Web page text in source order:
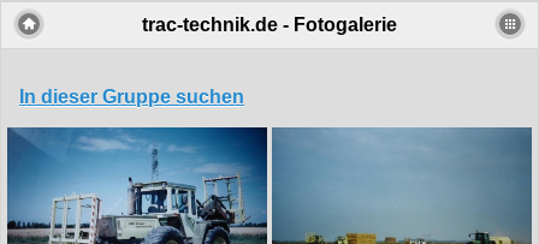
trac-technik.de - Fotogalerie
In dieser Gruppe suchen